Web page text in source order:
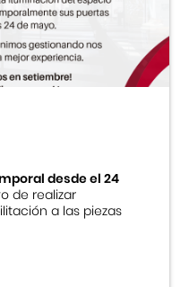
Japonés
Japonesa
desde el 24
de realizar
a las piezas